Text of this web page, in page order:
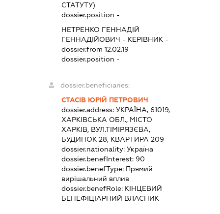
СТАТУТУ)
dossier.position -
НЕТРЕНКО ГЕННАДІЙ
ГЕННАДІЙОВИЧ - КЕРІВНИК-
dossier.from 12.02.19
dossier.position -
dossier.beneficiaries:
СТАСІВ ЮРІЙ ПЕТРОВИЧ
dossier.address: УКРАЇНА, 61019,
ХАРКІВСЬКА ОБЛ., МІСТО
ХАРКІВ, ВУЛ.ТІМІРЯЗЄВА,
БУДИНОК 28, КВАРТИРА 209
dossier.nationality: Україна
dossier.benefInterest: 90
dossier.benefType: Прямий
вирішальний вплив
dossier.benefRole: КІНЦЕВИЙ
БЕНЕФІЦІАРНИЙ ВЛАСНИК